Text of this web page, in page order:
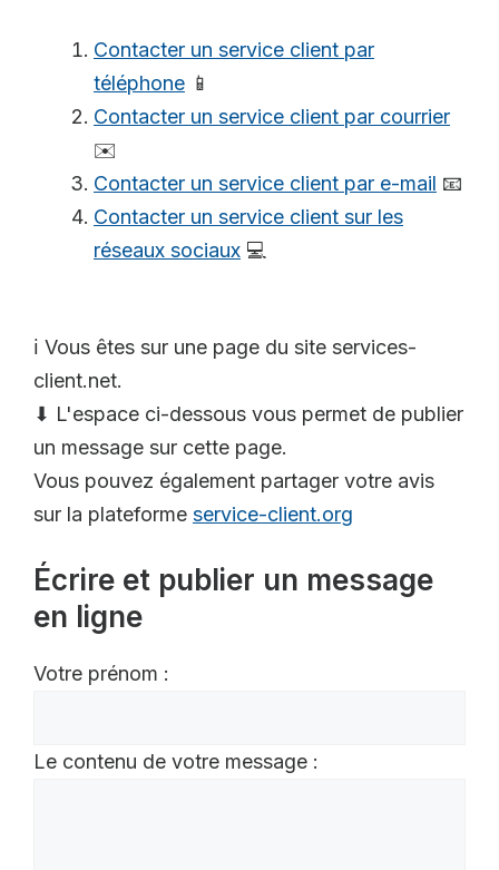
Contacter un service client par
téléphone 📱
Contacter un service client par courrier
✉️
Contacter un service client par e-mail 📧
Contacter un service client sur les
réseaux sociaux 💻
ℹ️ Vous êtes sur une page du site services-
client.net.
⬇ L'espace ci-dessous vous permet de publier
un message sur cette page.
Vous pouvez également partager votre avis
sur la plateforme service-client.org
Écrire et publier un message
en ligne
Votre prénom :
Le contenu de votre message :